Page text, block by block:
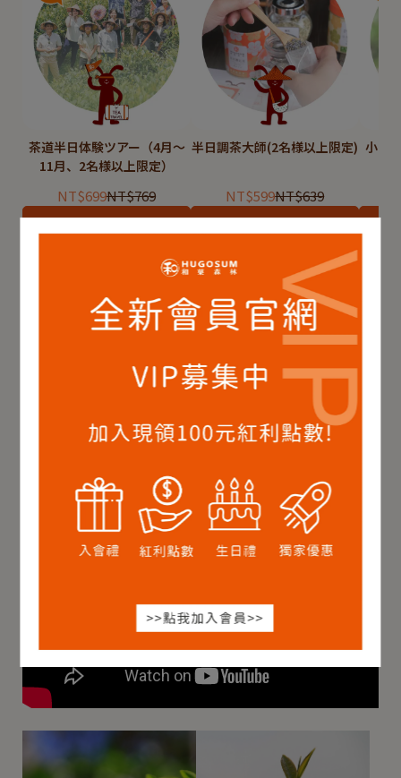
茶道半日体験ツアー（4月～
11月、2名様以上限定）
NT$699NT$769
半日調茶大師(2名様以上限定)
NT$599NT$639
小さ
もっと見る